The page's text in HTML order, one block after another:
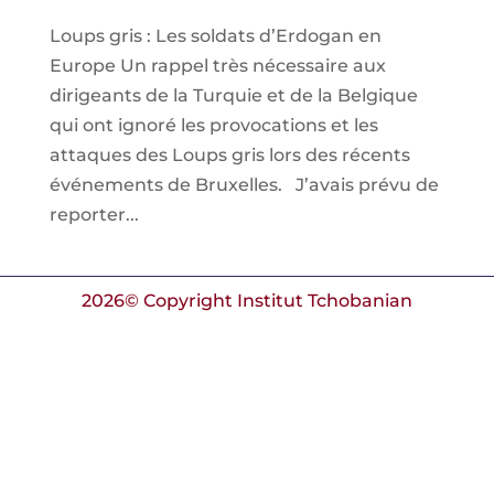
Loups gris : Les soldats d’Erdogan en
Europe Un rappel très nécessaire aux
dirigeants de la Turquie et de la Belgique
qui ont ignoré les provocations et les
attaques des Loups gris lors des récents
événements de Bruxelles. J’avais prévu de
reporter...
2026© Copyright Institut Tchobanian